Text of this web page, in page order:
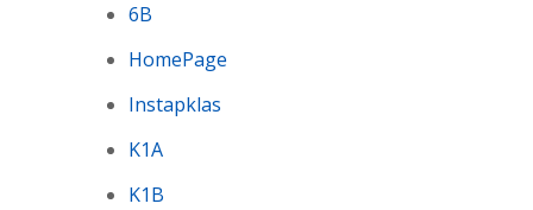
6B
HomePage
Instapklas
K1A
K1B